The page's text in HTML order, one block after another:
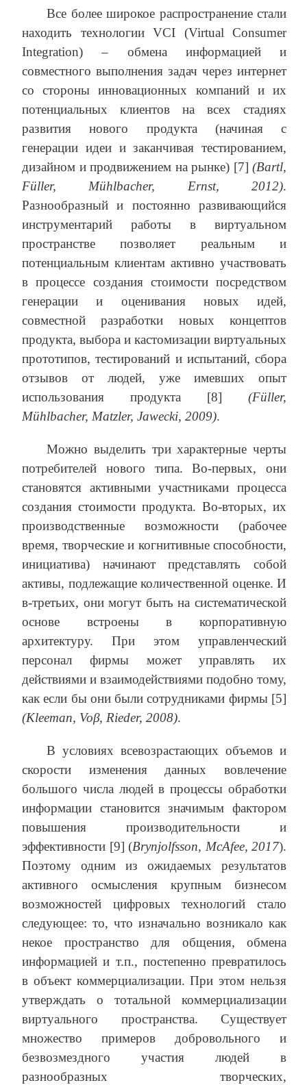
Все более широкое распространение стали
находить технологии VCI (Virtual Consumer
Integration) – обмена информацией и
совместного выполнения задач через интернет
со стороны инновационных компаний и их
потенциальных клиентов на всех стадиях
развития нового продукта (начиная с
генерации идеи и заканчивая тестированием,
дизайном и продвижением на рынке) [7] (Bartl,
Füller, Mühlbacher, Ernst, 2012).
Разнообразный и постоянно развивающийся
инструментарий работы в виртуальном
пространстве позволяет реальным и
потенциальным клиентам активно участвовать
в процессе создания стоимости посредством
генерации и оценивания новых идей,
совместной разработки новых концептов
продукта, выбора и кастомизации виртуальных
прототипов, тестирований и испытаний, сбора
отзывов от людей, уже имевших опыт
использования продукта [8] (Füller,
Mühlbacher, Matzler, Jawecki, 2009).
Можно выделить три характерные черты
потребителей нового типа. Во-первых, они
становятся активными участниками процесса
создания стоимости продукта. Во-вторых, их
производственные возможности (рабочее
время, творческие и когнитивные способности,
инициатива) начинают представлять собой
активы, подлежащие количественной оценке. И
в-третьих, они могут быть на систематической
основе встроены в корпоративную
архитектуру. При этом управленческий
персонал фирмы может управлять их
действиями и взаимодействиями подобно тому,
как если бы они были сотрудниками фирмы [5]
(Kleeman, Voβ, Rieder, 2008).
В условиях всевозрастающих объемов и
скорости изменения данных вовлечение
большого числа людей в процессы обработки
информации становится значимым фактором
повышения производительности и
эффективности [9] (Brynjolfsson, McAfee, 2017).
Поэтому одним из ожидаемых результатов
активного осмысления крупным бизнесом
возможностей цифровых технологий стало
следующее: то, что изначально возникало как
некое пространство для общения, обмена
информацией и т.п., постепенно превратилось
в объект коммерциализации. При этом нельзя
утверждать о тотальной коммерциализации
виртуального пространства. Существует
множество примеров добровольного и
безвозмездного участия людей в
разнообразных творческих,